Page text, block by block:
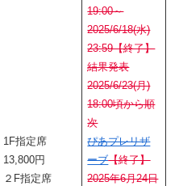
1F指定席
13,800円
２F指定席
19:00～
2025/6/18(水)
23:59【終了】
結果発表
2025/6/23(月)
18:00頃から順
次
ぴあプレリザ
ーブ【終了】
2025年6月24日